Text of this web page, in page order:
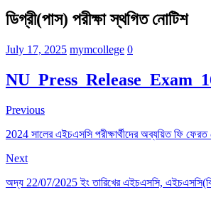
ডিগ্রী(পাস) পরীক্ষা স্থগিত নোটিশ
July 17, 2025 mymcollege 0
Previous
2024 সালের এইচএসসি পরীক্ষার্থীদের অব্যয়িত ফি ফেরত
Next
অদ্য 22/07/2025 ইং তারিখের এইচএসসি,